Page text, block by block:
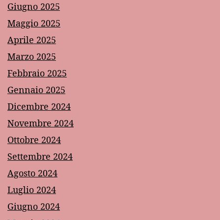
Giugno 2025
Maggio 2025
Aprile 2025
Marzo 2025
Febbraio 2025
Gennaio 2025
Dicembre 2024
Novembre 2024
Ottobre 2024
Settembre 2024
Agosto 2024
Luglio 2024
Giugno 2024